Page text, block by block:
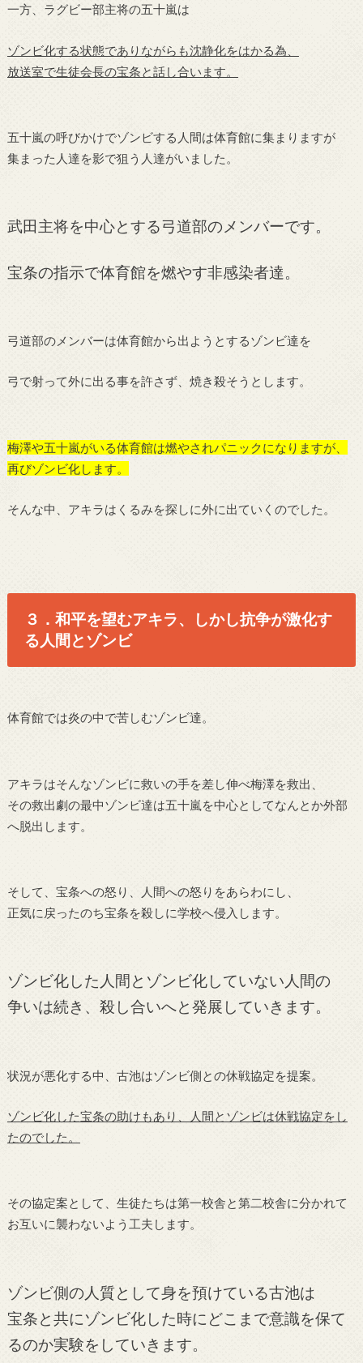
一方、ラグビー部主将の五十嵐は
ゾンビ化する状態でありながらも沈静化をはかる為、
放送室で生徒会長の宝条と話し合います。
五十嵐の呼びかけでゾンビする人間は体育館に集まりますが
集まった人達を影で狙う人達がいました。
武田主将を中心とする弓道部のメンバーです。
宝条の指示で体育館を燃やす非感染者達。
弓道部のメンバーは体育館から出ようとするゾンビ達を
弓で射って外に出る事を許さず、焼き殺そうとします。
梅澤や五十嵐がいる体育館は燃やされパニックになりますが、
再びゾンビ化します。
そんな中、アキラはくるみを探しに外に出ていくのでした。
３．和平を望むアキラ、しかし抗争が激化す
る人間とゾンビ
体育館では炎の中で苦しむゾンビ達。
アキラはそんなゾンビに救いの手を差し伸べ梅澤を救出、
その救出劇の最中ゾンビ達は五十嵐を中心としてなんとか外部
へ脱出します。
そして、宝条への怒り、人間への怒りをあらわにし、
正気に戻ったのち宝条を殺しに学校へ侵入します。
ゾンビ化した人間とゾンビ化していない人間の
争いは続き、殺し合いへと発展していきます。
状況が悪化する中、古池はゾンビ側との休戦協定を提案。
ゾンビ化した宝条の助けもあり、人間とゾンビは休戦協定をし
たのでした。
その協定案として、生徒たちは第一校舎と第二校舎に分かれて
お互いに襲わないよう工夫します。
ゾンビ側の人質として身を預けている古池は
宝条と共にゾンビ化した時にどこまで意識を保て
るのか実験をしていきます。